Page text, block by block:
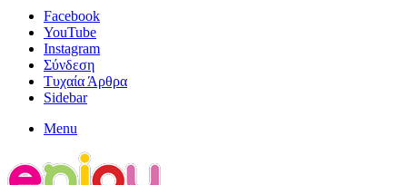
Facebook
YouTube
Instagram
Σύνδεση
Τυχαία Άρθρα
Sidebar
Menu